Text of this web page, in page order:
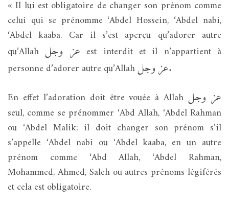
« Il lui est obligatoire de changer son prénom comme
celui qui se prénomme ‘Abdel Hossein, ‘Abdel nabi,
‘Abdel kaaba. Car il s’est aperçu qu’adorer autre
qu’Allahعز وجل est interdit et il n’appartient à
personne d’adorer autre qu’Allahعز وجل.
En effet l’adoration doit être vouée à Allahعز وجل
seul, comme se prénommer ‘Abd Allah, ‘Abdel Rahman
ou ‘Abdel Malik; il doit changer son prénom s’il
s’appelle ‘Abdel nabi ou ‘Abdel kaaba, en un autre
prénom comme ‘Abd Allah, ‘Abdel Rahman,
Mohammed, Ahmed, Saleh ou autres prénoms légiférés
et cela est obligatoire.